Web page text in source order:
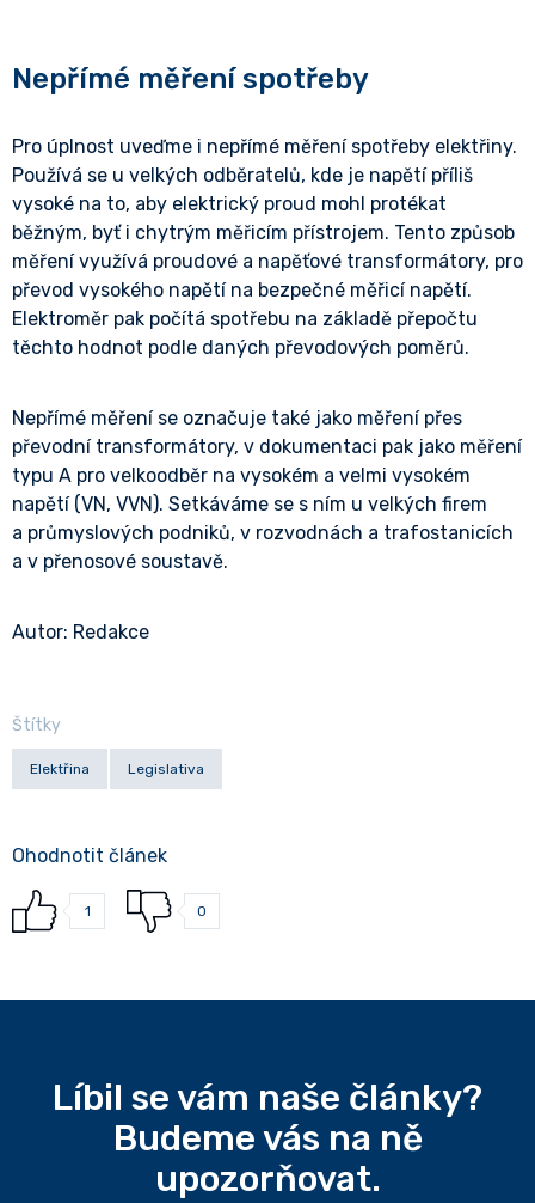
Nepřímé měření spotřeby
Pro úplnost uveďme i nepřímé měření spotřeby elektřiny.
Používá se u velkých odběratelů, kde je napětí příliš
vysoké na to, aby elektrický proud mohl protékat
běžným, byť i chytrým měřicím přístrojem. Tento způsob
měření využívá proudové a napěťové transformátory, pro
převod vysokého napětí na bezpečné měřicí napětí.
Elektroměr pak počítá spotřebu na základě přepočtu
těchto hodnot podle daných převodových poměrů.
Nepřímé měření se označuje také jako měření přes
převodní transformátory, v dokumentaci pak jako měření
typu A pro velkoodběr na vysokém a velmi vysokém
napětí (VN, VVN). Setkáváme se s ním u velkých firem
a průmyslových podniků, v rozvodnách a trafostanicích
a v přenosové soustavě.
Autor: Redakce
Štítky
Elektřina Legislativa
Ohodnotit článek
1 0
Líbil se vám naše články?
Budeme vás na ně
upozorňovat.